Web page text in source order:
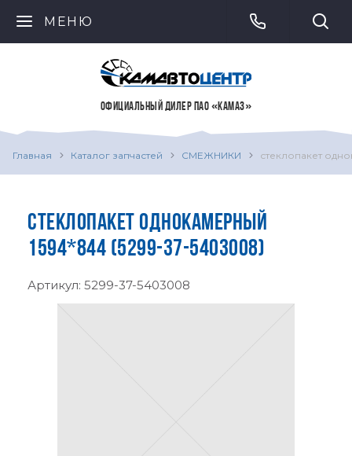
МЕНЮ
ОФИЦИАЛЬНЫЙ ДИЛЕР ПАО «КАМАЗ»
Главная Каталог запчастей СМЕЖНИКИ стеклопакет
СТЕКЛОПАКЕТ ОДНОКАМЕРНЫЙ
1594*844 (5299-37-5403008)
Артикул: 5299-37-5403008